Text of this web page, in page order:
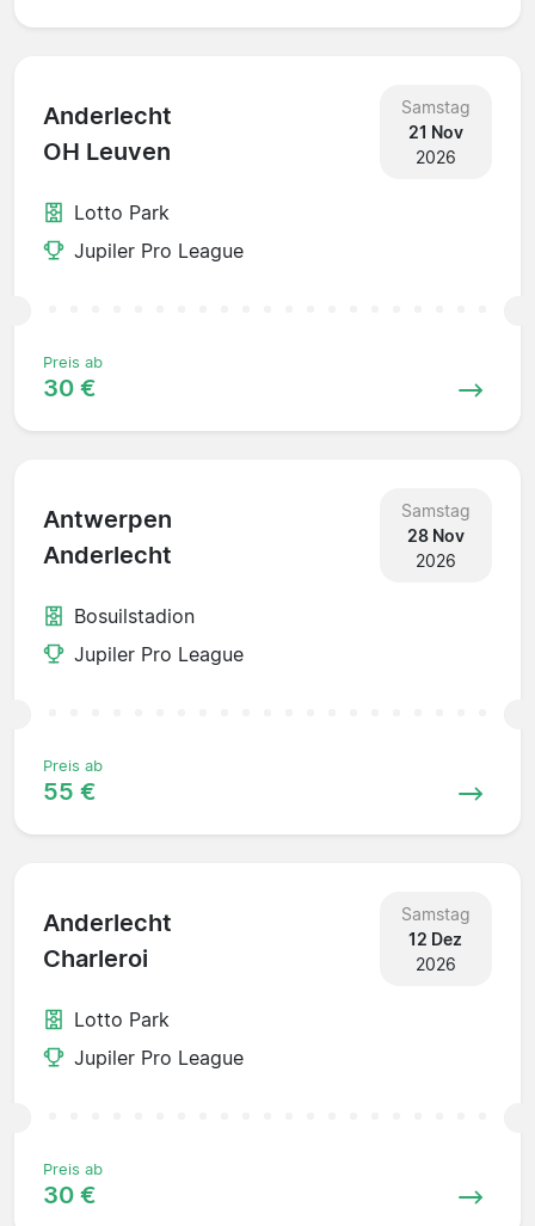
Anderlecht
OH Leuven
Samstag
21 Nov
2026
Lotto Park
Jupiler Pro League
Preis ab
30 €
Antwerpen
Anderlecht
Samstag
28 Nov
2026
Bosuilstadion
Jupiler Pro League
Preis ab
55 €
Anderlecht
Charleroi
Samstag
12 Dez
2026
Lotto Park
Jupiler Pro League
Preis ab
30 €